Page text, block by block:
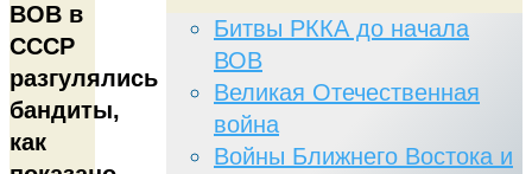
ВОВ в
СССР
разгулялись
бандиты,
как
Битвы РККА до начала
ВОВ
Великая Отечественная
война
Войны Ближнего Востока и